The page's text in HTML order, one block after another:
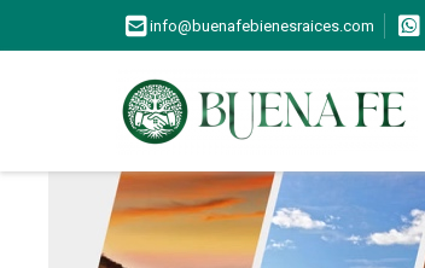
info@buenafebienesraices.com